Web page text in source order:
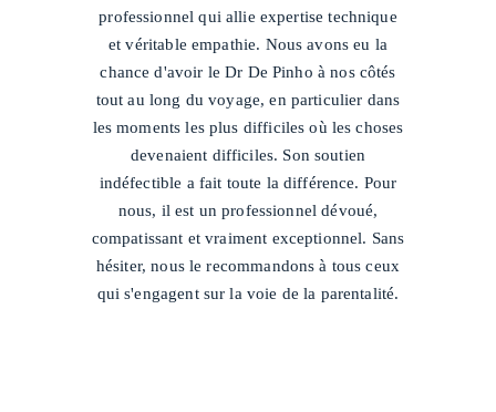
professionnel qui allie expertise technique
et véritable empathie. Nous avons eu la
chance d'avoir le Dr De Pinho à nos côtés
tout au long du voyage, en particulier dans
les moments les plus difficiles où les choses
devenaient difficiles. Son soutien
indéfectible a fait toute la différence. Pour
nous, il est un professionnel dévoué,
compatissant et vraiment exceptionnel. Sans
hésiter, nous le recommandons à tous ceux
qui s'engagent sur la voie de la parentalité.